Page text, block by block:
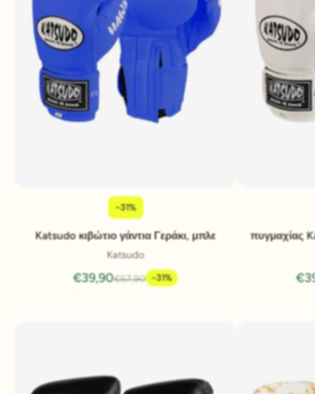
Pridať do košíka
-31%
Katsudo κιβώτιο γάντια Γεράκι, μπλε
Katsudo
€39,90€57,90 -31%
πυγμαχίας